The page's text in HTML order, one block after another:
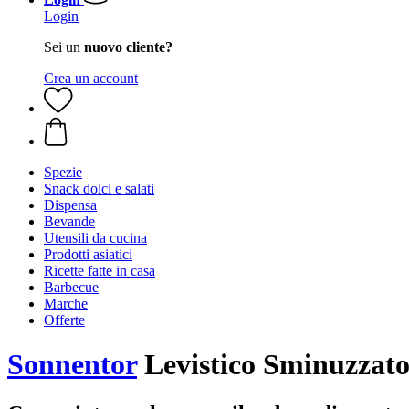
Login
Sei un nuovo cliente?
Crea un account
Spezie
Snack dolci e salati
Dispensa
Bevande
Utensili da cucina
Prodotti asiatici
Ricette fatte in casa
Barbecue
Marche
Offerte
SonnentorLevistico